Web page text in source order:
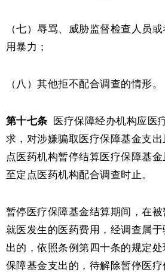
（七）辱骂、威胁监督检查人员
用暴力；
（八）其他拒不配合调查的情形。
第十七条 医疗保障经办机构应医
求，对涉嫌骗取医疗保障基金支
点医药机构暂停结算医疗保障基
至定点医药机构配合调查时止。
暂停医疗保障基金结算期间，在
就医发生的医药费用，经调查属
出的，依照条例第四十条的规定
保障基金支出的，待解除暂停医